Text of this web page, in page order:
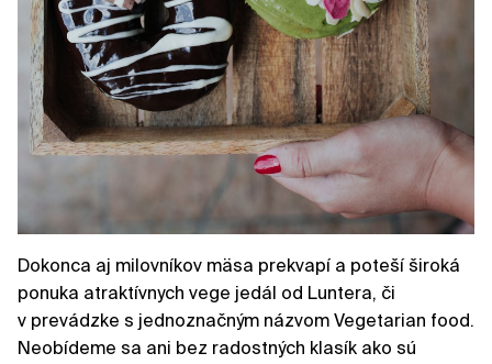
Dokonca aj milovníkov mäsa prekvapí a poteší široká
ponuka atraktívnych vege jedál od Luntera, či
v prevádzke s jednoznačným názvom Vegetarian food.
Neobídeme sa ani bez radostných klasík ako sú